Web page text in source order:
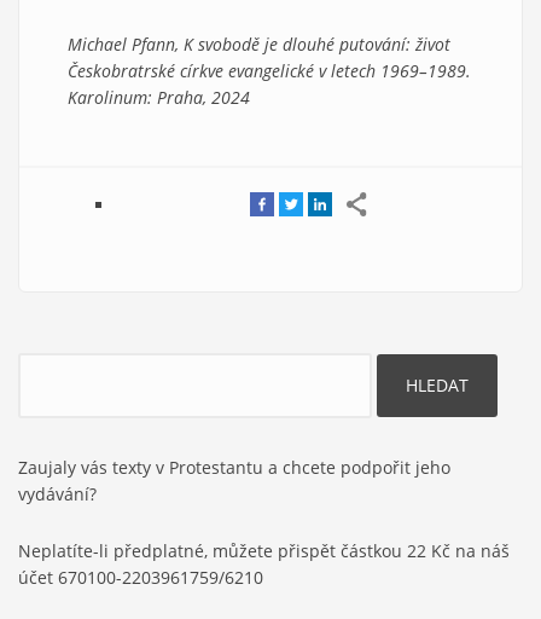
Michael Pfann, K svobodě je dlouhé putování: život
Českobratrské církve evangelické v letech 1969–1989.
Karolinum: Praha, 2024
Zaujaly vás texty v Protestantu a chcete podpořit jeho
vydávání?
Neplatíte-li předplatné, můžete přispět částkou 22 Kč na náš
účet 670100-2203961759/6210